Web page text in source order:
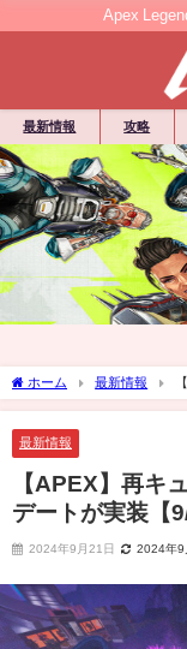
Apex
最新情報 攻略
ホーム 最新情報
実装【9/21】
最新情報
【APEX】再キ
デートが実装【
2024年9月21日 2024年9